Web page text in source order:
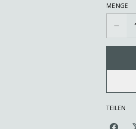
MENGE
TEILEN